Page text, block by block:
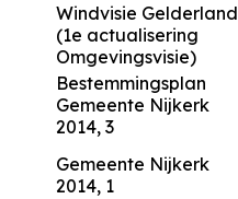
Windvisie Gelderland
(1e actualisering
Omgevingsvisie)
Bestemmingsplan
Gemeente Nijkerk
2014, 3
Gemeente Nijkerk
2014, 1